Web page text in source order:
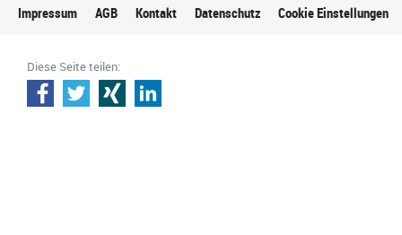
Impressum AGB Kontakt Datenschutz Cookie Einstellungen
Diese Seite teilen: